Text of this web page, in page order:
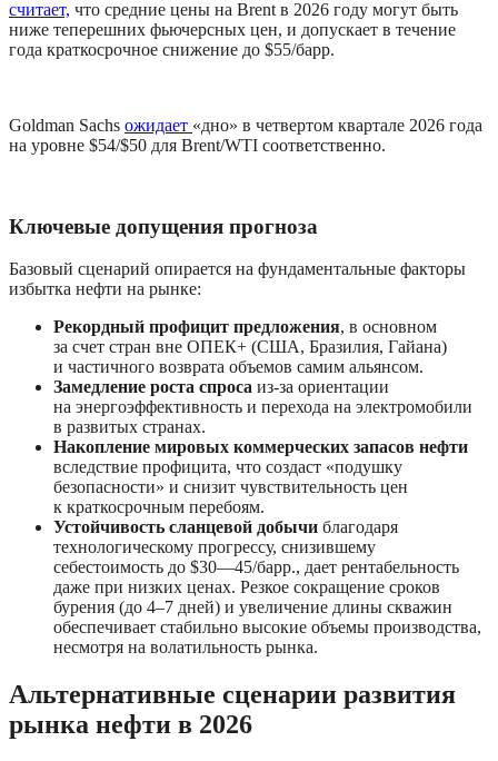
считает, что средние цены на Brent в 2026 году могут быть
ниже теперешних фьючерсных цен, и допускает в течение
года краткосрочное снижение до $55/барр.
Goldman Sachs ожидает «дно» в четвертом квартале 2026 года
на уровне $54/$50 для Brent/WTI соответственно.
Ключевые допущения прогноза
Базовый сценарий опирается на фундаментальные факторы
избытка нефти на рынке:
Рекордный профицит предложения, в основном
за счет стран вне ОПЕК+ (США, Бразилия, Гайана)
и частичного возврата объемов самим альянсом.
Замедление роста спроса из-за ориентации
на энергоэффективность и перехода на электромобили
в развитых странах.
Накопление мировых коммерческих запасов нефти
вследствие профицита, что создаст «подушку
безопасности» и снизит чувствительность цен
к краткосрочным перебоям.
Устойчивость сланцевой добычи благодаря
технологическому прогрессу, снизившему
себестоимость до $30—45/барр., дает рентабельность
даже при низких ценах. Резкое сокращение сроков
бурения (до 4–7 дней) и увеличение длины скважин
обеспечивает стабильно высокие объемы производства,
несмотря на волатильность рынка.
Альтернативные сценарии развития
рынка нефти в 2026